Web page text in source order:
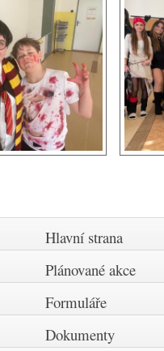
Hlavní strana
Plánované akce
Formuláře
Dokumenty